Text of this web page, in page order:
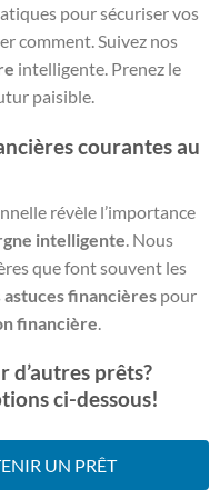
pour sécuriser vos
comment. Suivez nos
intelligente. Prenez le
paisible.
courantes au
révèle l’importance
intelligente . Nous
que font souvent les
astuces financières pour
financière
d’autres prêts?
ci-dessous!
UN PRÊT